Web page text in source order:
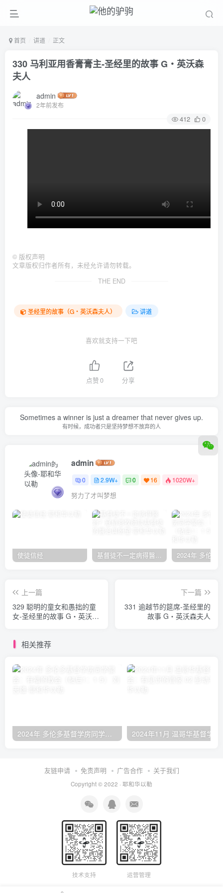
首页 讲道 正文
330 马利亚用香膏膏主-圣经里的故事 G‧英沃森
夫人
admin
2年前发布
412 0
© 版权声明
文章版权归作者所有，未经允许请勿转载。
THE END
圣经里的故事（G‧英沃森夫人） 讲道
喜欢就支持一下吧
点赞0 分享
Sometimes a winner is just a dreamer that never gives up.
有时候，成功者只是坚持梦想不放弃的人
admin
0 2.9W+ 0 16 1020W+
努力了才叫梦想
使徒信经 基督徒不一定病得醫治？寇紹恩牧師談基督徒的醫治與盼望
上一篇
329 聪明的童女和愚拙的童
女-圣经里的故事 G‧英沃森
下一篇
331 逾越节的筵席-圣经里的
故事 G‧英沃森夫人
相关推荐
2024年 多伦多基督学房同学聚会：有福的教会（帖后1：1-5） 刘志雄
友链申请 免责声明 广告合作 关于我们
Copyright © 2022 · 耶和华以勒
技术支持 运营管理